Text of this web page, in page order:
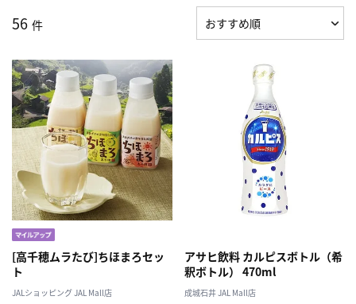
56 件
[高千穂ムラたび]ちほまろセッ
ト
JALショッピング JAL Mall店
アサヒ飲料 カルピスボトル（希
釈ボトル） 470ml
成城石井 JAL Mall店